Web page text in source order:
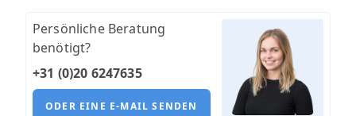
Persönliche Beratung
benötigt?
+31 (0)20 6247635
ODER EINE E-MAIL SENDEN